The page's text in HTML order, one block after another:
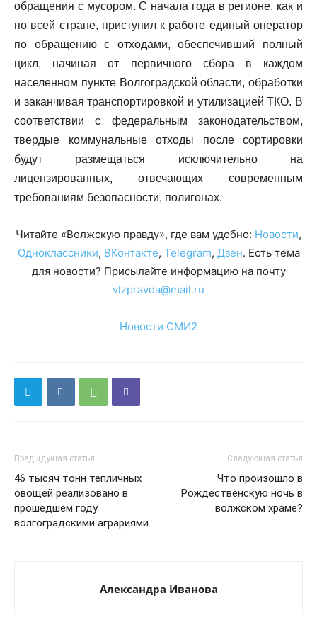
обращения с мусором. С начала года в регионе, как и
по всей стране, приступил к работе единый оператор
по обращению с отходами, обеспечивший полный
цикл, начиная от первичного сбора в каждом
населенном пункте Волгоградской области, обработки
и заканчивая транспортировкой и утилизацией ТКО. В
соответствии с федеральным законодательством,
твердые коммунальные отходы после сортировки
будут размещаться исключительно на
лицензированных, отвечающих современным
требованиям безопасности, полигонах.
Читайте «Волжскую правду», где вам удобно: Новости,
Одноклассники, ВКонтакте, Telegram, Дзен. Есть тема
для новости? Присылайте информацию на почту
vlzpravda@mail.ru
Новости СМИ2
Предыдущая статья
46 тысяч тонн тепличных
овощей реализовано в
прошедшем году
волгоградскими аграриями
Следующая статья
Что произошло в
Рождественскую ночь в
волжском храме?
Александра Иванова